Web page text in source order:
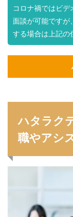
コロナ禍ではビ
面談が可能ですが
する場合は上記の
ハタラク
職やアシ